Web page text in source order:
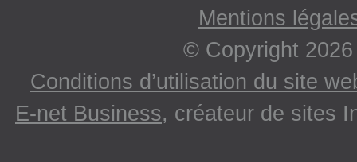
Mentions
© Copyright
Conditions d’utilisation du site
E-net Business, créateur de sites